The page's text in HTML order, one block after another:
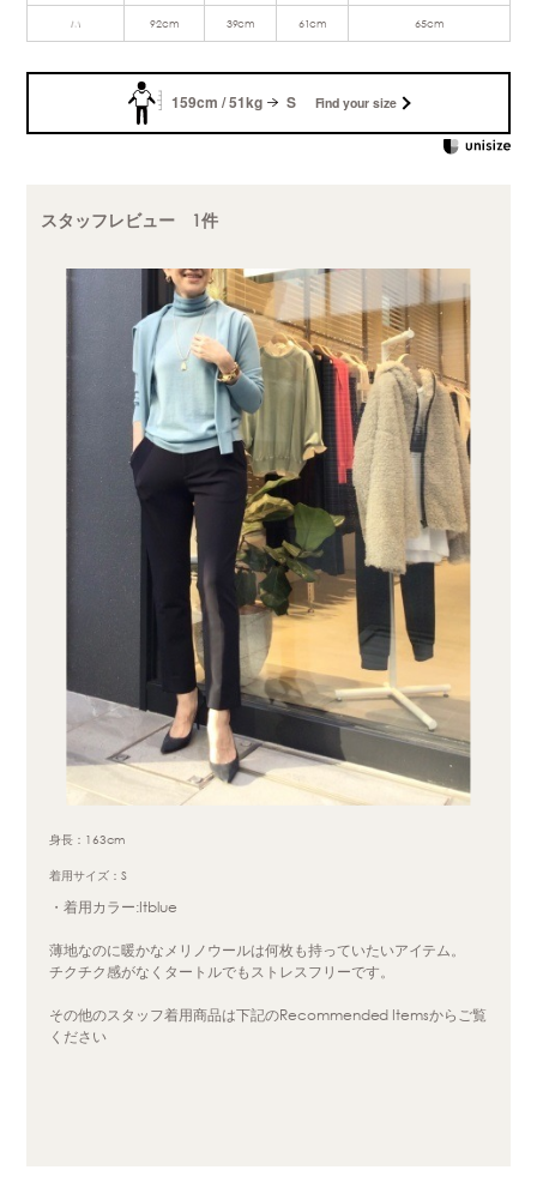
M 92cm 39cm 61cm 65cm
159cm / 51kg S Find your size
スタッフレビュー 1件
身長：163cm
着用サイズ：S
・着用カラー:Itblue
薄地なのに暖かなメリノウールは何枚も持っていたいアイテム。
チクチク感がなくタートルでもストレスフリーです。
その他のスタッフ着用商品は下記のRecommended Itemsからご覧
ください